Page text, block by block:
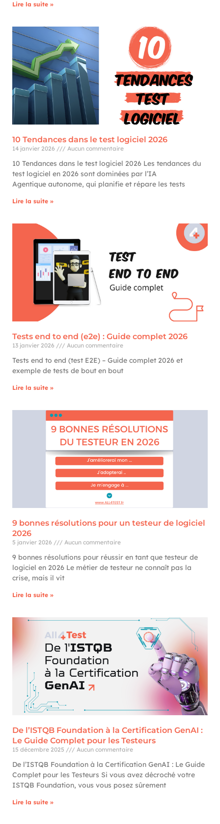
Lire la suite »
10 Tendances dans le test logiciel 2026
14 janvier 2026 Aucun commentaire
10 Tendances dans le test logiciel 2026 Les tendances du
test logiciel en 2026 sont dominées par l’IA
Agentique autonome, qui planifie et répare les tests
Lire la suite »
Tests end to end (e2e) : Guide complet 2026
13 janvier 2026 Aucun commentaire
Tests end to end (test E2E) – Guide complet 2026 et
exemple de tests de bout en bout
Lire la suite »
9 bonnes résolutions pour un testeur de logiciel
2026
5 janvier 2026 Aucun commentaire
9 bonnes résolutions pour réussir en tant que testeur de
logiciel en 2026 Le métier de testeur ne connaît pas la
crise, mais il vit
Lire la suite »
De l’ISTQB Foundation à la Certification GenAI :
Le Guide Complet pour les Testeurs
15 décembre 2025 Aucun commentaire
De l’ISTQB Foundation à la Certification GenAI : Le Guide
Complet pour les Testeurs Si vous avez décroché votre
ISTQB Foundation, vous vous posez sûrement
Lire la suite »